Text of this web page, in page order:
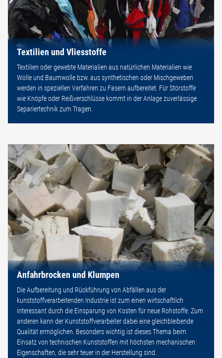
Textilien und Vliesstoffe
Textilien oder gewebte Materialien aus natürlichen Materialien wie
Wolle und Baumwolle bzw. aus synthetischen oder Mischgeweben
werden in speziellen Verfahren zu Fasern aufbereitet. Für Störstoffe
wie Knöpfe oder Reißverschlüsse kommt in der Anlage zuverlässige
Separiertechnik zum Tragen.
Anfahrbrocken und Klumpen
Die Aufbereitung und Rückführung von Abfällen aus der
kunststoffverarbeitenden Industrie ist zum einen wirtschaftlich
interessant durch die Einsparung von Kosten für neue Rohstoffe. Zum
anderen kann der Kunststoffverarbeiter dabei eine gleichbleibende
Qualität ermöglichen. Besonders wichtig ist dieses Thema beim
Einsatz von technischen Kunststoffen mit höchsten mechanischen
Eigenschaften, die sehr teuer in der Herstellung sind.